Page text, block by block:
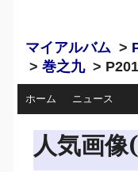
マイアルバム >
>巻之九> P201
ホーム ニュース
人気画像